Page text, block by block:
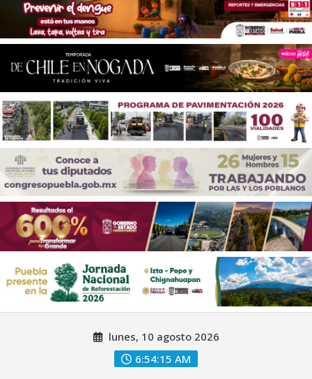
lunes, 10 agosto 2026
6:54:17 AM